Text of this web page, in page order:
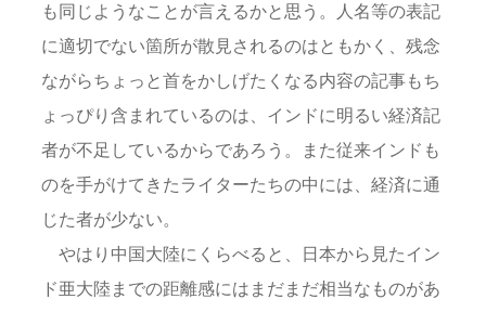
も同じようなことが言えるかと思う。人名等の表記
に適切でない箇所が散見されるのはともかく、残念
ながらちょっと首をかしげたくなる内容の記事もち
ょっぴり含まれているのは、インドに明るい経済記
者が不足しているからであろう。また従来インドも
のを手がけてきたライターたちの中には、経済に通
じた者が少ない。
やはり中国大陸にくらべると、日本から見たイン
ド亜大陸までの距離感にはまだまだ相当なものがあ